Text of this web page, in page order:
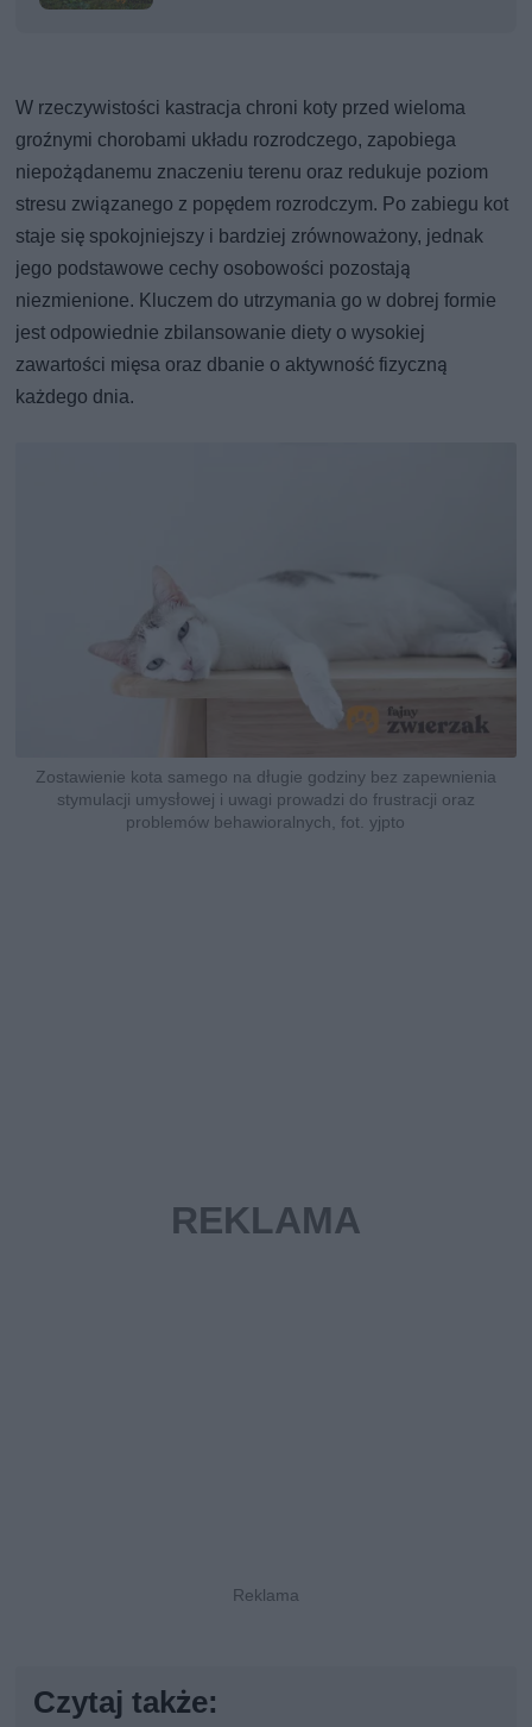
W rzeczywistości kastracja chroni koty przed wieloma
groźnymi chorobami układu rozrodczego, zapobiega
niepożądanemu znaczeniu terenu oraz redukuje poziom
stresu związanego z popędem rozrodczym. Po zabiegu kot
staje się spokojniejszy i bardziej zrównoważony, jednak
jego podstawowe cechy osobowości pozostają
niezmienione. Kluczem do utrzymania go w dobrej formie
jest odpowiednie zbilansowanie diety o wysokiej
zawartości mięsa oraz dbanie o aktywność fizyczną
każdego dnia.
Zostawienie kota samego na długie godziny bez zapewnienia
stymulacji umysłowej i uwagi prowadzi do frustracji oraz
problemów behawioralnych, fot. yjpto
Czytaj także: